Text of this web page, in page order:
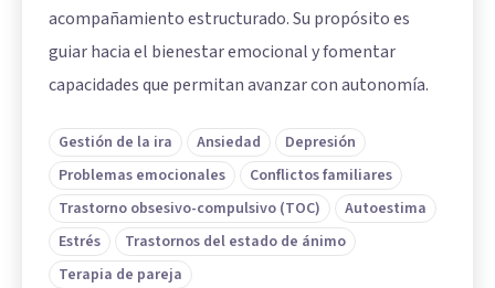
acompañamiento estructurado. Su propósito es
guiar hacia el bienestar emocional y fomentar
capacidades que permitan avanzar con autonomía.
Gestión de la ira Ansiedad
Depresión
Problemas emocionales
Conflictos familiares
Trastorno obsesivo-compulsivo (TOC)
Autoestima
Estrés
Trastornos del estado de ánimo
Terapia de pareja